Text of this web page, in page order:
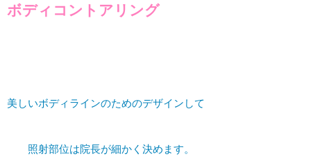
ボディコントアリング
美しいボディラインのためのデザインして
照射部位は院長が細かく決めます。